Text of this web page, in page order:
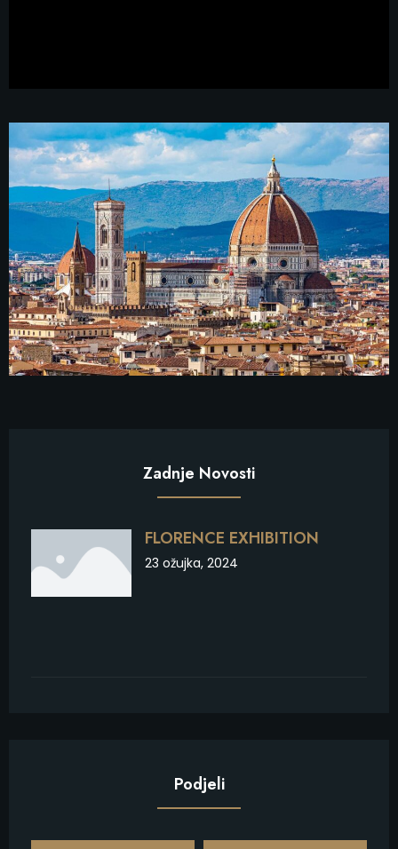
Zadnje Novosti
FLORENCE EXHIBITION
23 ožujka, 2024
Podjeli